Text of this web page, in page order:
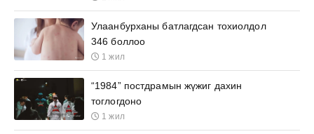
Улаанбурханы батлагдсан тохиолдол
346 боллоо
1 жил
“1984” постдрамын жүжиг дахин
тоглогдоно
1 жил